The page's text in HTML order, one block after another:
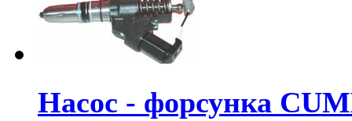
Насос - форсунка